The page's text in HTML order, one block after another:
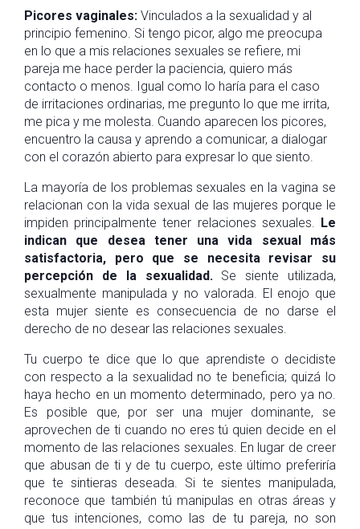
Picores vaginales: Vinculados a la sexualidad y al
principio femenino. Si tengo picor, algo me preocupa
en lo que a mis relaciones sexuales se refiere, mi
pareja me hace perder la paciencia, quiero más
contacto o menos. Igual como lo haría para el caso
de irritaciones ordinarias, me pregunto lo que me irrita,
me pica y me molesta. Cuando aparecen los picores,
encuentro la causa y aprendo a comunicar, a dialogar
con el corazón abierto para expresar lo que siento.
La mayoría de los problemas sexuales en la vagina se
relacionan con la vida sexual de las mujeres porque le
impiden principalmente tener relaciones sexuales. Le
indican que desea tener una vida sexual más
satisfactoria, pero que se necesita revisar su
percepción de la sexualidad.Se siente utilizada,
sexualmente manipulada y no valorada. El enojo que
esta mujer siente es consecuencia de no darse el
derecho de no desear las relaciones sexuales.
Tu cuerpo te dice que lo que aprendiste o decidiste
con respecto a la sexualidad no te beneficia; quizá lo
haya hecho en un momento determinado, pero ya no.
Es posible que, por ser una mujer dominante, se
aprovechen de ti cuando no eres tú quien decide en el
momento de las relaciones sexuales. En lugar de creer
que abusan de ti y de tu cuerpo, este último preferiría
que te sintieras deseada. Si te sientes manipulada,
reconoce que también tú manipulas en otras áreas y
que tus intenciones, como las de tu pareja, no son